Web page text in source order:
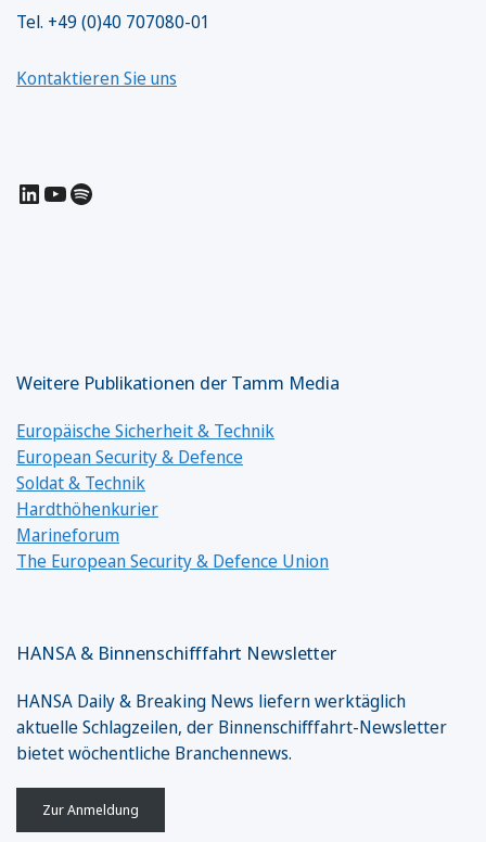
Tel. +49 (0)40 707080-01
Kontaktieren Sie uns
LinkedIn
YouTube
Spotify
Weitere Publikationen der Tamm Media
Europäische Sicherheit & Technik
European Security & Defence
Soldat & Technik
Hardthöhenkurier
Marineforum
The European Security & Defence Union
HANSA & Binnenschifffahrt Newsletter
HANSA Daily & Breaking News liefern werktäglich
aktuelle Schlagzeilen, der Binnenschifffahrt-Newsletter
bietet wöchentliche Branchennews.
Zur Anmeldung